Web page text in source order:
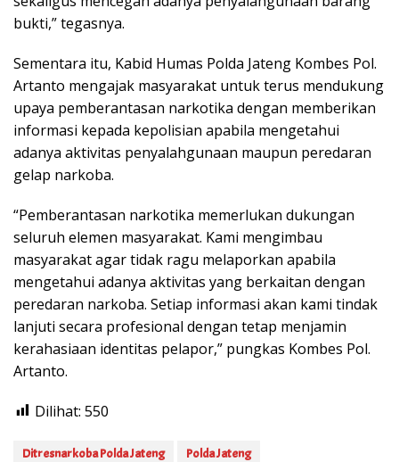
bukti,” tegasnya.
Sementara itu, Kabid Humas Polda Jateng Kombes Pol.
Artanto mengajak masyarakat untuk terus mendukung
upaya pemberantasan narkotika dengan memberikan
informasi kepada kepolisian apabila mengetahui
adanya aktivitas penyalahgunaan maupun peredaran
gelap narkoba.
“Pemberantasan narkotika memerlukan dukungan
seluruh elemen masyarakat. Kami mengimbau
masyarakat agar tidak ragu melaporkan apabila
mengetahui adanya aktivitas yang berkaitan dengan
peredaran narkoba. Setiap informasi akan kami tindak
lanjuti secara profesional dengan tetap menjamin
kerahasiaan identitas pelapor,” pungkas Kombes Pol.
Artanto.
Dilihat: 550
Ditresnarkoba Polda Jateng Polda Jateng